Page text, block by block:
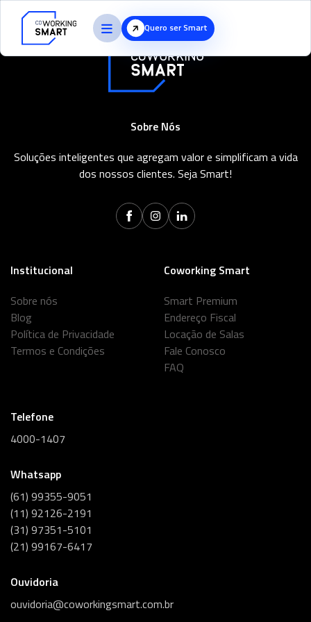
Quero ser Smart
Sobre Nós
Soluções inteligentes que agregam valor e simplificam a vida
dos nossos clientes. Seja Smart!
Institucional
Sobre nós
Blog
Política de Privacidade
Termos e Condições
Coworking Smart
Smart Premium
Endereço Fiscal
Locação de Salas
Fale Conosco
FAQ
Telefone
4000-1407
Whatsapp
(61) 99355-9051
(11) 92126-2191
(31) 97351-5101
(21) 99167-6417
Ouvidoria
ouvidoria@coworkingsmart.com.br